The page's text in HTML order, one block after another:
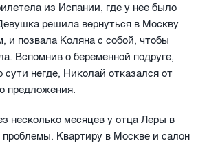
из Испании, где у нее было
решила вернуться в Москву
и позвала Коляна с собой, чтобы
Вспомнив о беременной подруге,
сути негде, Николай отказался от
предложения.
несколько месяцев у отца Леры в
проблемы. Квартиру в Москве и салон